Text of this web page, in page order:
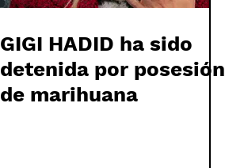
GIGI HADID ha sido
detenida por posesión
de marihuana